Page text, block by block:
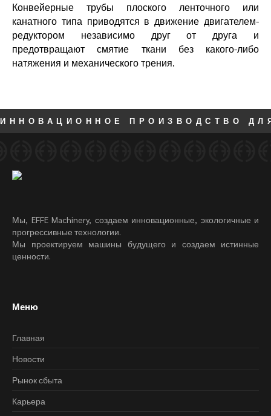
Конвейерные трубы плоского ленточного или
канатного типа приводятся в движение двигателем-
редуктором независимо друг от друга и
предотвращают смятие ткани без какого-либо
натяжения и механического трения.
ИННОВАЦИОННОЕ ПРОИЗВОДСТВО
Мы, EFFE Machinery, создаем инновационные, экологичные и
прогрессивные технологии.
Мы проектируем машины будущего и создаем истинные
ценности.
Меню
Главная
Новости
Рынок сбыта
Карьера